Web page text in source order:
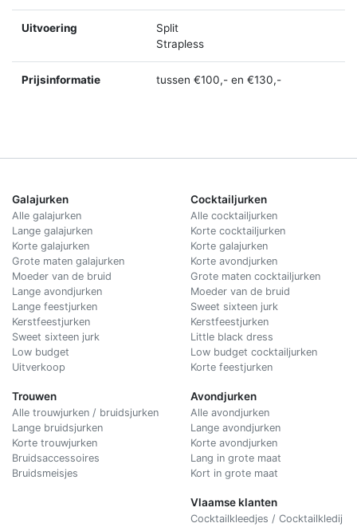
Uitvoering
Split
Strapless
Prijsinformatie tussen €100,- en €130,-
Galajurken
Alle galajurken
Lange galajurken
Korte galajurken
Grote maten galajurken
Moeder van de bruid
Lange avondjurken
Lange feestjurken
Kerstfeestjurken
Sweet sixteen jurk
Low budget
Uitverkoop
Trouwen
Alle trouwjurken / bruidsjurken
Lange bruidsjurken
Korte trouwjurken
Bruidsaccessoires
Bruidsmeisjes
Cocktailjurken
Alle cocktailjurken
Korte cocktailjurken
Korte galajurken
Korte avondjurken
Grote maten cocktailjurken
Moeder van de bruid
Sweet sixteen jurk
Kerstfeestjurken
Little black dress
Low budget cocktailjurken
Korte feestjurken
Avondjurken
Alle avondjurken
Lange avondjurken
Korte avondjurken
Lang in grote maat
Kort in grote maat
Vlaamse klanten
Cocktailkleedjes / Cocktailkledij